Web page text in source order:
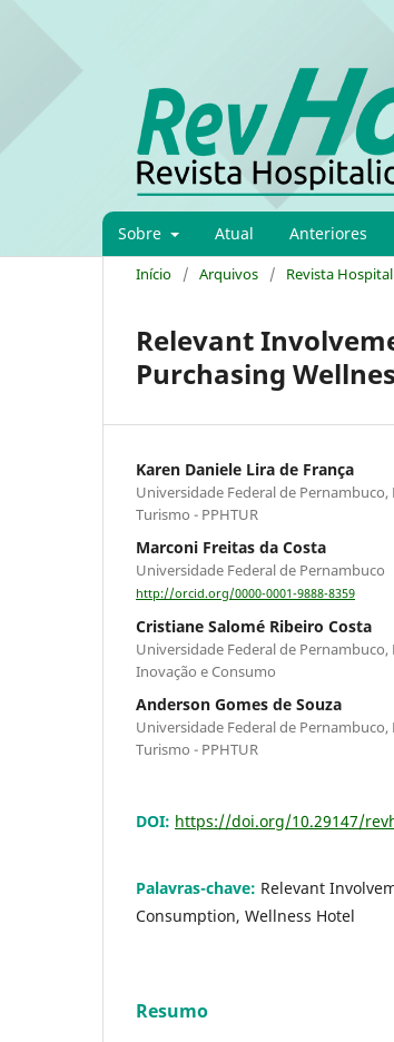
Sobre Atual Anteriores
Início / Arquivos / Revista
Relevant
Purchasing
Karen Daniele Lira de França
Universidade Federal de
Turismo - PPHTUR
Marconi Freitas da Costa
Universidade Federal de Pernambuco
http://orcid.org/0000-0001-9888-8359
Cristiane Salomé Ribeiro Costa
Universidade Federal de
Inovação e Consumo
Anderson Gomes de Souza
Universidade Federal de
Turismo - PPHTUR
DOI: https://doi.org/10.29147/
Palavras-chave: Relevant
Consumption, Wellness Hotel
Resumo